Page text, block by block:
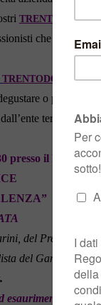
TRENTODOC
che
TRENTODOC
avrà
o per far
territoriale
presso il
del Presidente
del Gambero
.
esaurimento posti.